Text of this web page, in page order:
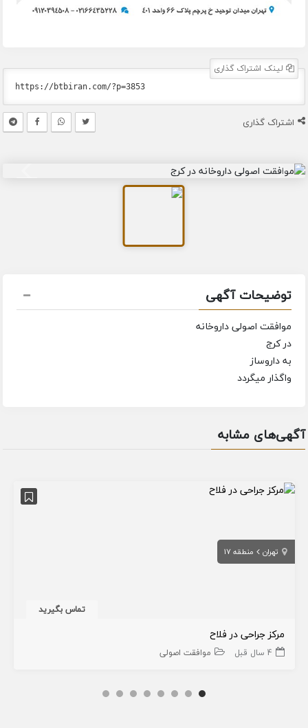
لینک اشتراک گذاری
اشتراک گذاری
توضیحات آگهی
موافقت اصولی داروخانه
در کرج
به داروساز
واگذار میگردد
آگهی‌های مشابه
تهران منطقه 17
تماس بگیرید
مرکز جراحی در فلاح
4 سال قبل موافقت اصولی